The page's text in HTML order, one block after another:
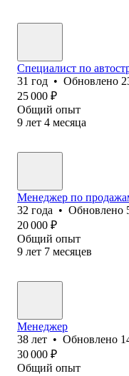
Специалист по
31 год • Обновлено
25 000 ₽
Общий опыт
9 лет 4 месяца
Менеджер по
32 года • Обновлено
20 000 ₽
Общий опыт
9 лет 7 месяцев
Менеджер
38 лет • Обновлено
30 000 ₽
Общий опыт